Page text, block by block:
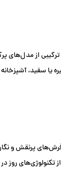
سفید،
پرنقش و
تکنولوژی‌های